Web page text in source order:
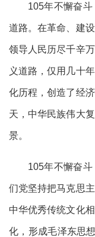
105年不懈奋
道路。在革命、建
领导人民历尽千辛
义道路，仅用几十
化历程，创造了经
天，中华民族伟大
景。
105年不懈奋
们党坚持把马克思
中华优秀传统文化
化，形成毛泽东思